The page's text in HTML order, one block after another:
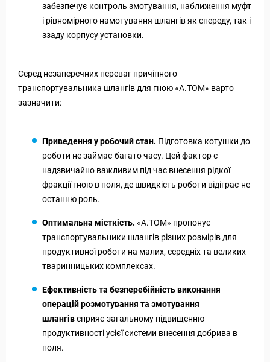
забезпечує контроль змотування, наближення муфт
і рівномірного намотування шлангів як спереду, так і
ззаду корпусу установки.
Серед незаперечних переваг причіпного
транспортувальника шлангів для гною «А.ТОМ» варто
зазначити:
Приведення у робочий стан. Підготовка котушки до
роботи не займає багато часу. Цей фактор є
надзвичайно важливим під час внесення рідкої
фракції гною в поля, де швидкість роботи відіграє не
останню роль.
Оптимальна місткість. «А.ТОМ» пропонує
транспортувальники шлангів різних розмірів для
продуктивної роботи на малих, середніх та великих
тваринницьких комплексах.
Ефективність та безперебійність виконання
операцій розмотування та змотування
шлангівсприяє загальному підвищенню
продуктивності усієї системи внесення добрива в
поля.